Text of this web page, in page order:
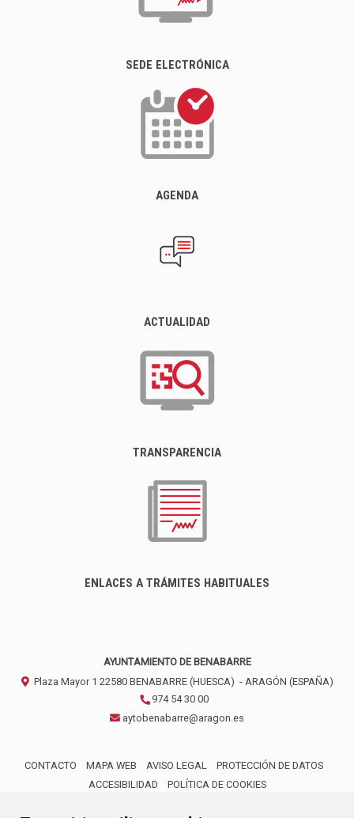
SEDE ELECTRÓNICA
AGENDA
ACTUALIDAD
TRANSPARENCIA
ENLACES A TRÁMITES HABITUALES
AYUNTAMIENTO DE BENABARRE
Plaza Mayor 1 22580 BENABARRE (HUESCA) - ARAGÓN (ESPAÑA)
974 54 30 00
aytobenabarre@aragon.es
CONTACTO MAPA WEB AVISO LEGAL
PROTECCIÓN DE DATOS
ACCESIBILIDAD
POLÍTICA DE COOKIES